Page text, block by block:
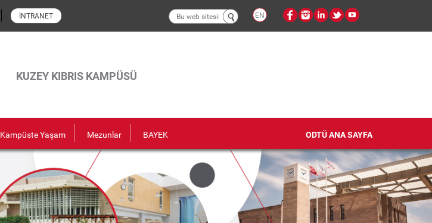
İNTRANET
Arama
formu
EN
KUZEY KIBRIS KAMPÜSÜ
Kampüste Yaşam Mezunlar BAYEK ODTÜ ANA SAYFA